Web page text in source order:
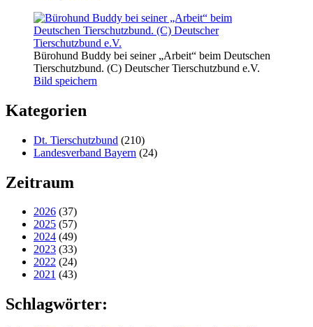
Bürohund Buddy bei seiner „Arbeit“ beim Deutschen
Tierschutzbund. (C) Deutscher Tierschutzbund e.V.
Bild speichern
Kategorien
Dt. Tierschutzbund (210)
Landesverband Bayern (24)
Zeitraum
2026 (37)
2025 (57)
2024 (49)
2023 (33)
2022 (24)
2021 (43)
Schlagwörter: